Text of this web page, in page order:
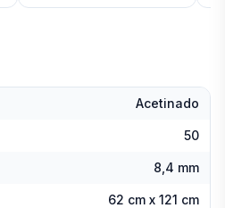
Acetinado
50
8,4 mm
62 cm x 121 cm